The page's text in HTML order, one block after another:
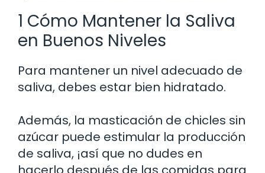
1 Cómo Mantener la Saliva
en Buenos Niveles
Para mantener un nivel adecuado de
saliva, debes estar bien hidratado.
Además, la masticación de chicles sin
azúcar puede estimular la producción
de saliva, ¡así que no dudes en